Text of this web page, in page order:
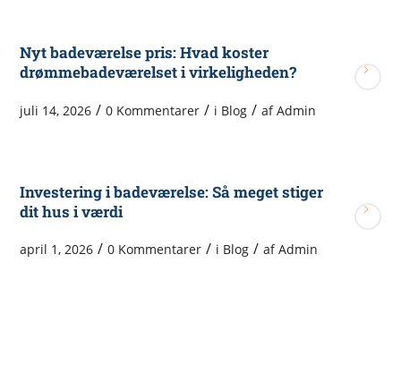
Nyt badeværelse pris: Hvad koster
drømmebadeværelset i virkeligheden?
juli 14, 2026 / 0 Kommentarer / i Blog / afAdmin
Investering i badeværelse: Så meget stiger
dit hus i værdi
april 1, 2026 / 0 Kommentarer / i Blog / afAdmin